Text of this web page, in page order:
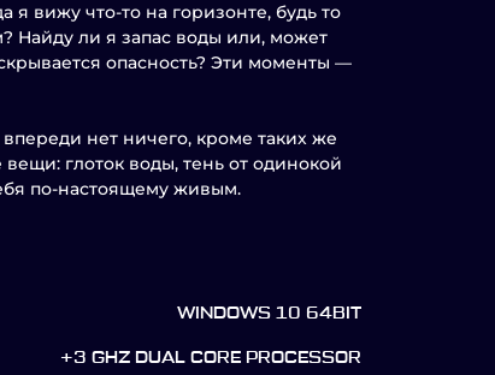
я вижу что-то на горизонте, будь то
Найду ли я запас воды или, может
опасность? Эти моменты —
нет ничего, кроме таких же
глоток воды, тень от одинокой
по-настоящему живым.
WINDOWS 10 64BIT
+3 GHZ DUAL CORE PROCESSOR